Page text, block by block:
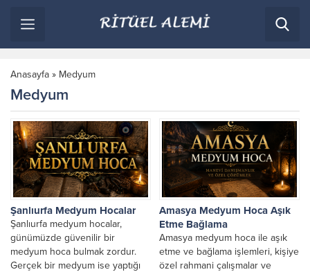
Anasayfa » Medyum
Medyum
Şanlıurfa Medyum Hocalar
Şanlıurfa medyum hocalar,
günümüzde güvenilir bir
medyum hoca bulmak zordur.
Gerçek bir medyum ise yaptığı
Amasya Medyum Hoca Aşık
Etme Bağlama
Amasya medyum hoca ile aşık
etme ve bağlama işlemleri, kişiye
özel rahmani çalışmalar ve